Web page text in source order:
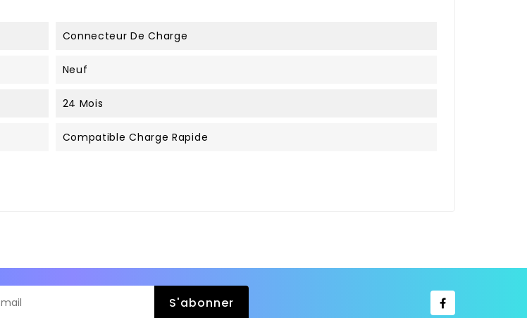
Connecteur De Charge
Neuf
24 Mois
Compatible Charge Rapide